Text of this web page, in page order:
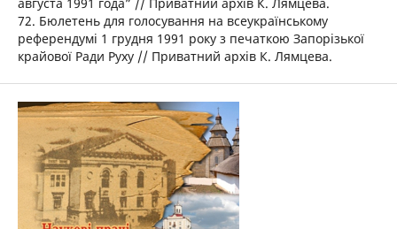
72. Бюлетень для голосування на всеукраїнському
референдумі 1 грудня 1991 року з печаткою Запорізької
крайової Ради Руху // Приватний архів К. Лямцева.